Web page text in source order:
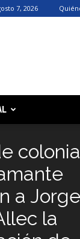
7, 2026
colonia
a Jorge
la